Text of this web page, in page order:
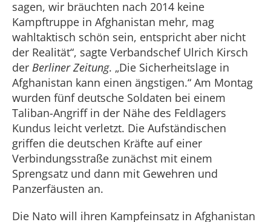
sagen, wir bräuchten nach 2014 keine
Kampftruppe in Afghanistan mehr, mag
wahltaktisch schön sein, entspricht aber nicht
der Realität“, sagte Verbandschef Ulrich Kirsch
der Berliner Zeitung. „Die Sicherheitslage in
Afghanistan kann einen ängstigen.“ Am Montag
wurden fünf deutsche Soldaten bei einem
Taliban-Angriff in der Nähe des Feldlagers
Kundus leicht verletzt. Die Aufständischen
griffen die deutschen Kräfte auf einer
Verbindungsstraße zunächst mit einem
Sprengsatz und dann mit Gewehren und
Panzerfäusten an.
Die Nato will ihren Kampfeinsatz in Afghanistan